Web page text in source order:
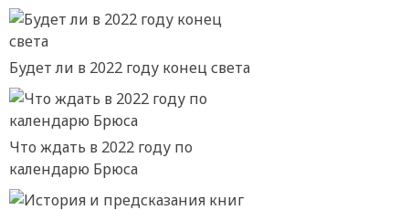
Будет ли в 2022 году конец света
Что ждать в 2022 году по
календарю Брюса